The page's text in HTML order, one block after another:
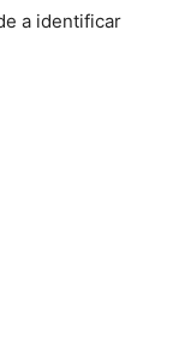
a identificar